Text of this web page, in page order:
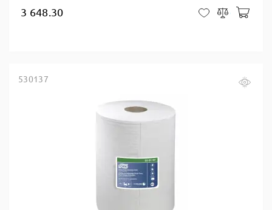
3 648.30 В закладки
Сравнить
530137